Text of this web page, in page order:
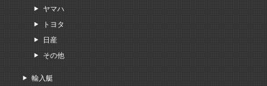
ヤマハ
トヨタ
日産
その他
輸入艇